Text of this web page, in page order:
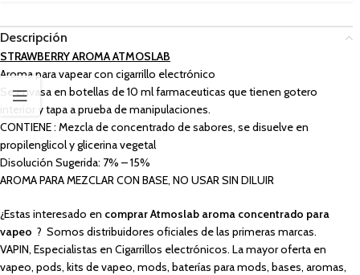
Descripción
STRAWBERRY AROMA ATMOSLAB
Aroma para vapear con cigarrillo electrónico
Se envasa en botellas de 10 ml farmaceuticas que tienen gotero
interior y tapa a prueba de manipulaciones.
CONTIENE : Mezcla de concentrado de sabores, se disuelve en
propilenglicol y glicerina vegetal
Disolución Sugerida: 7% – 15%
AROMA PARA MEZCLAR CON BASE, NO USAR SIN DILUIR
¿Estas interesado en comprar Atmoslab aroma concentrado para
vapeo ? Somos distribuidores oficiales de las primeras marcas.
VAPIN, Especialistas en Cigarrillos electrónicos. La mayor oferta en
vapeo, pods, kits de vapeo, mods, baterías para mods, bases, aromas,